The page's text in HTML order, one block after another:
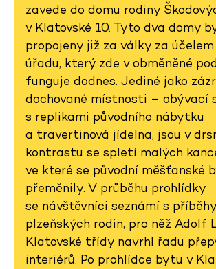
zavede do domu rodiny
v Klatovské 10. Tyto dva domy
propojeny již za války za
úřadu, který zde v obměněné
funguje dodnes. Jediné jako
dochované místnosti – obývací
s replikami původního nábytku
a travertinová jídelna, jsou v
kontrastu se spletí malých
ve které se původní měšťanské
přeměnily. V průběhu prohlídky
se návštěvníci seznámí s
plzeňských rodin, pro něž Adolf
Klatovské třídy navrhl řadu
interiérů. Po prohlídce bytu v